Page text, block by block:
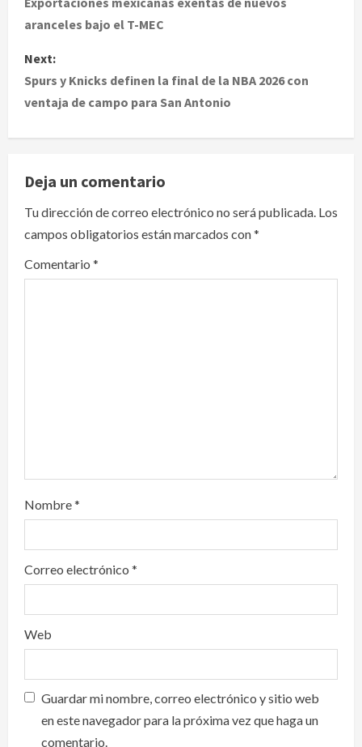
o
t
n
a
v
i
g
a
aranceles bajo el T-MEC
Next:
Spurs y Knicks definen la final de la NBA 2026 con
ventaja de campo para San Antonio
Deja un comentario
Tu dirección de correo electrónico no será publicada. Los
campos obligatorios están marcados con*
Comentario *
Nombre*
Correo electrónico *
Web
Guardar mi nombre, correo electrónico y sitio web
en este navegador para la próxima vez que haga un
comentario.